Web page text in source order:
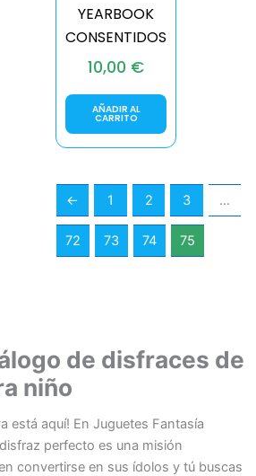
YEARBOOK
CONSENTIDOS
10,00 €
AÑADIR AL
CARRITO
← 1 2 3 …
72 73 74 75
de disfraces de
niño
está aquí! En Juguetes Fantasía
perfecto es una misión
convertirse en sus ídolos y tú buscas